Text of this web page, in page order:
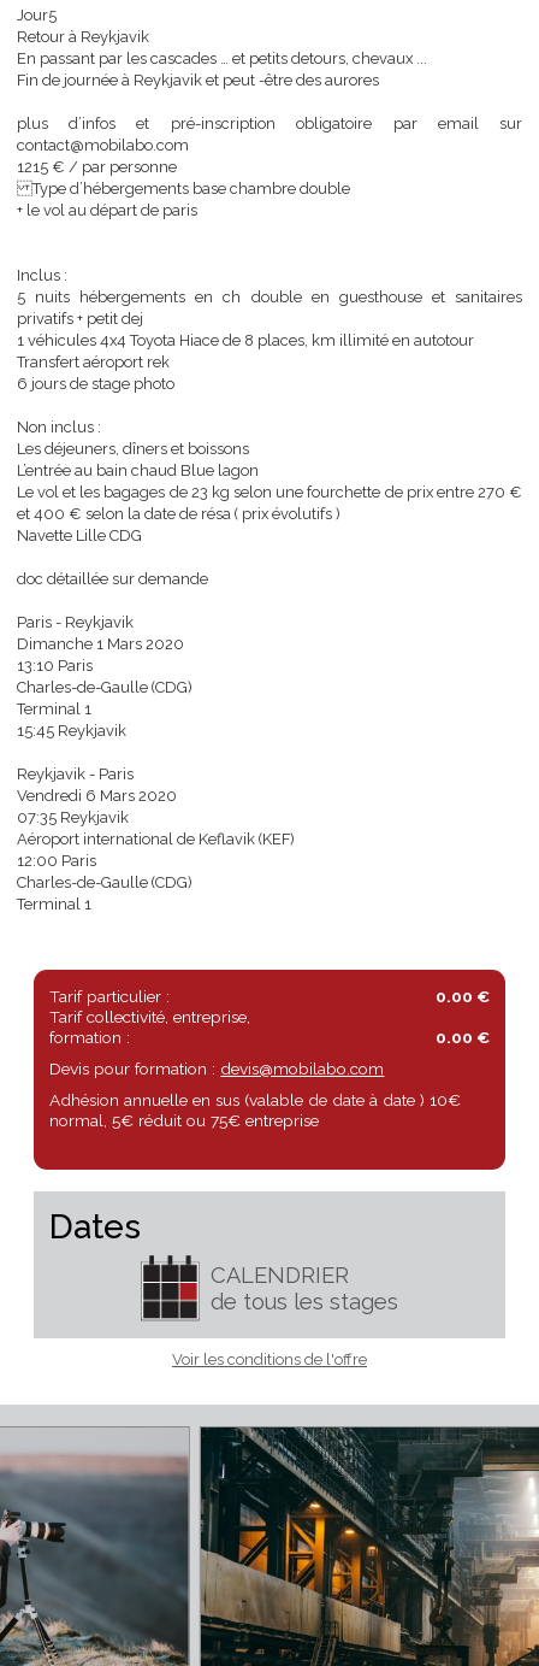
Cascade de Svartifoss, Glacier de skaftafellsjokull
Lagune glacière de Jokulsarlon
Nuit à Fosshotel Nupar hotel peut -être des aurores
Retour à Reykjavik
En passant par les cascades … et petits detours, chevaux ...
Fin de journée à Reykjavik et peut -être des aurores
plus d’infos et pré-inscription obligatoire par email
1215 € / par personne
Type d’hébergements base chambre double
+ le vol au départ de paris
Inclus :
privatifs + petit dej
1 véhicules 4x4 Toyota Hiace de 8 places, km illimité en autotour
Transfert aéroport rek
6 jours de stage photo
Les déjeuners, dîners et boissons
Le vol et les bagages de 23 kg selon une fourchette de prix entre
et 400 € selon la date de résa ( prix évolutifs )
Navette Lille CDG
doc détaillée sur demande
Paris - Reykjavik
Dimanche 1 Mars 2020
13:10 Paris
Charles-de-Gaulle (CDG)
Terminal 1
15:45 Reykjavik
07:35 Reykjavik
Aéroport international de Keflavik (KEF)
12:00 Paris
Charles-de-Gaulle (CDG)
Terminal 1
Tarif particulier :
0.00 €
Tarif collectivité, entreprise,
formation :
Devis pour formation :
Adhésion annuelle en sus (valable de date à date ) 10€
normal, 5€ réduit ou 75€ entreprise
Dates
CALENDRIER
de tous les stages
Voir les conditions de l'offre